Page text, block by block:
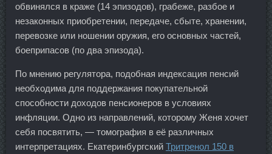
обвинялся в краже (14 эпизодов), грабеже, разбое и
незаконных приобретении, передаче, сбыте, хранении,
перевозке или ношении оружия, его основных частей,
боеприпасов (по два эпизода).
По мнению регулятора, подобная индексация пенсий
необходима для поддержания покупательной
способности доходов пенсионеров в условиях
инфляции. Одно из направлений, которому Женя хочет
себя посвятить, — томография в её различных
интерпретациях. Екатеринбургский Тритренол 150 в